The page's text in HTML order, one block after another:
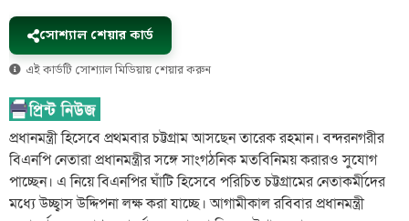
সোশ্যাল শেয়ার কার্ড
এই কার্ডটি সোশ্যাল মিডিয়ায় শেয়ার করুন
প্রধানমন্ত্রী হিসেবে প্রথমবার চট্টগ্রাম আসছেন তারেক রহমান। বন্দরনগরীর
বিএনপি নেতারা প্রধানমন্ত্রীর সঙ্গে সাংগঠনিক মতবিনিময় করারও সুযোগ
পাচ্ছেন। এ নিয়ে বিএনপির ঘাঁটি হিসেবে পরিচিত চট্টগ্রামের নেতাকর্মীদের
মধ্যে উচ্ছ্বাস উদ্দিপনা লক্ষ করা যাচ্ছে। আগামীকাল রবিবার প্রধানমন্ত্রী